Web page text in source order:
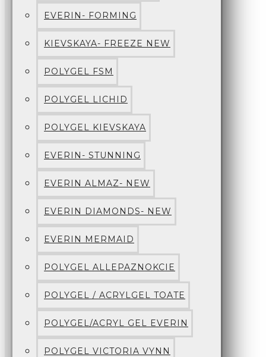
EVERIN- FORMING
KIEVSKAYA- FREEZE NEW
POLYGEL FSM
POLYGEL LICHID
POLYGEL KIEVSKAYA
EVERIN- STUNNING
EVERIN ALMAZ- NEW
EVERIN DIAMONDS- NEW
EVERIN MERMAID
POLYGEL ALLEPAZNOKCIE
POLYGEL / ACRYLGEL TOATE
POLYGEL/ACRYL GEL EVERIN
POLYGEL VICTORIA VYNN